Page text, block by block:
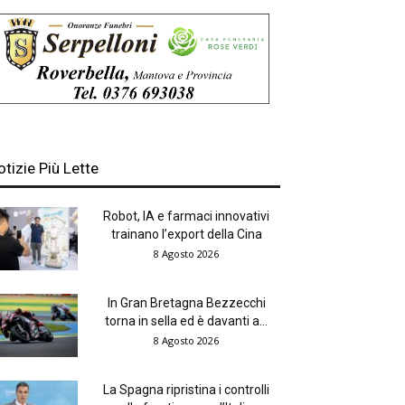
Più Lette
Robot, IA e farmaci innovativi
trainano l’export della Cina
8 Agosto 2026
In Gran Bretagna Bezzecchi
torna in sella ed è davanti a...
8 Agosto 2026
La Spagna ripristina i controlli